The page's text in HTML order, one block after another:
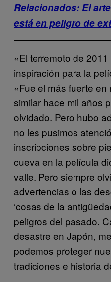
Relacionados: El
está en peligro de
«El terremoto de
inspiración para la
«Fue el más fuerte
similar hace mil años
olvidado. Pero hubo
no les pusimos
inscripciones sobre
cueva en la película
valle. Pero siempre
advertencias o las
‘cosas de la
peligros del pasado.
desastre en Japón,
podemos proteger
tradiciones e historia